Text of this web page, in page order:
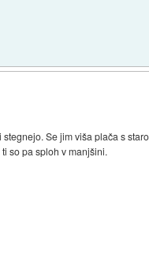
Se jim viša plača s
so pa sploh v manjšini.